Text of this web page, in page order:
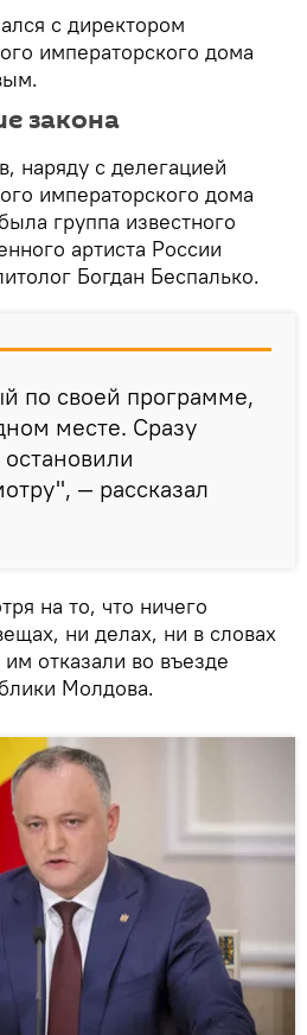
с директором
императорского дома
закона
наряду с делегацией
императорского дома
группа известного
артиста России
Богдан Беспалько.
по своей программе,
месте. Сразу
— рассказал
на то, что ничего
ни делах, ни в словах
отказали во въезде
Молдова.